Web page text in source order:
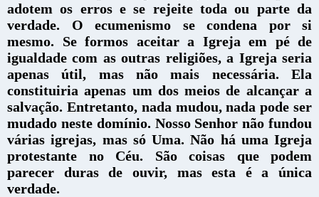
adotem os erros e se rejeite toda ou parte da
verdade. O ecumenismo se condena por si
mesmo. Se formos aceitar a Igreja em pé de
igualdade com as outras religiões, a Igreja seria
apenas útil, mas não mais necessária. Ela
constituiria apenas um dos meios de alcançar a
salvação. Entretanto, nada mudou, nada pode ser
mudado neste domínio. Nosso Senhor não fundou
várias igrejas, mas só Uma. Não há uma Igreja
protestante no Céu. São coisas que podem
parecer duras de ouvir, mas esta é a única
verdade.